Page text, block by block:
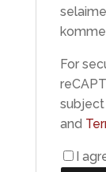
For
and
I